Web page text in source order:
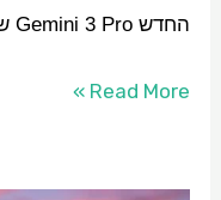
החדש Gemini 3 Pro שיצא לפני יומיים.
Read More »